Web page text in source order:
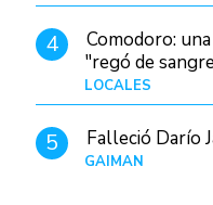
4
Comodoro:
"regó de
LOCALES
5 Falleció Darío
GAIMAN